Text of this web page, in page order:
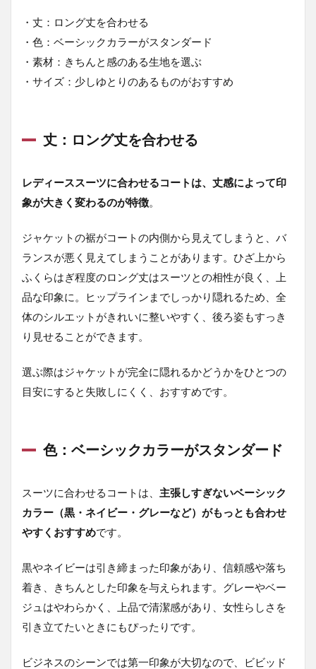
ト
選
び
グ丈
る
1.2
シッ
クカ
ラー
がス
タン
ダー
素
材：
きち
生地
を選
1.4
サイ
少し
りの
もの
がお
め
・丈：ロング丈を合わせる
・色：ベーシックカラーがスタンダード
・素材：きちんと感のある生地を選ぶ
・サイズ：少しゆとりのあるものがおすすめ
丈：ロング丈を合わせる
レディーススーツに合わせるコートは、丈感によって印
象が大きく変わるのが特徴。
ジャケットの裾がコートの内側から見えてしまうと、バ
ランスが悪く見えてしまうことがあります。ひざ上から
ふくらはぎ程度のロング丈はスーツとの相性が良く、上
品な印象に。ヒップラインまでしっかり隠れるため、全
体のシルエットがきれいに整いやすく、後ろ姿もすっき
り見せることができます。
選ぶ際はジャケットが完全に隠れるかどうかをひとつの
目安にすると失敗しにくく、おすすめです。
色：ベーシックカラーがスタンダード
スーツに合わせるコートは、 主張しすぎないベーシック
カラー（黒・ネイビー・グレーなど）がもっとも合わせ
やすくおすすめです。
黒やネイビーは引き締まった印象があり、信頼感や落ち
着き、きちんとした印象を与えられます。グレーやベー
ジュはやわらかく、上品で清潔感があり、女性らしさを
引き立てたいときにもぴったりです。
ビジネスのシーンでは第一印象が大切なので、ビビッド